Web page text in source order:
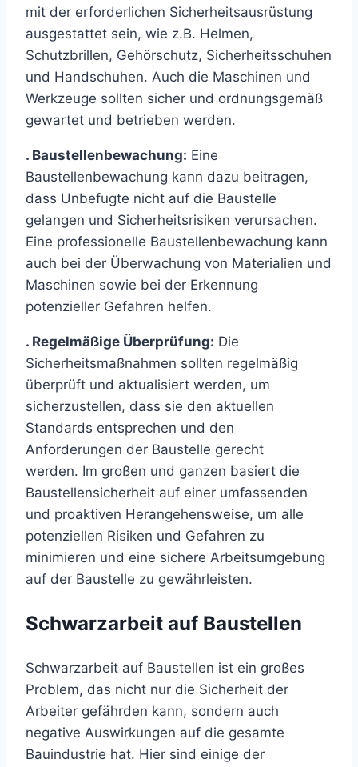
mit der erforderlichen Sicherheitsausrüstung
ausgestattet sein, wie z.B. Helmen,
Schutzbrillen, Gehörschutz, Sicherheitsschuhen
und Handschuhen. Auch die Maschinen und
Werkzeuge sollten sicher und ordnungsgemäß
gewartet und betrieben werden.
. Baustellenbewachung: Eine
Baustellenbewachung kann dazu beitragen,
dass Unbefugte nicht auf die Baustelle
gelangen und Sicherheitsrisiken verursachen.
Eine professionelle Baustellenbewachung kann
auch bei der Überwachung von Materialien und
Maschinen sowie bei der Erkennung
potenzieller Gefahren helfen.
. Regelmäßige Überprüfung: Die
Sicherheitsmaßnahmen sollten regelmäßig
überprüft und aktualisiert werden, um
sicherzustellen, dass sie den aktuellen
Standards entsprechen und den
Anforderungen der Baustelle gerecht
werden. Im großen und ganzen basiert die
Baustellensicherheit auf einer umfassenden
und proaktiven Herangehensweise, um alle
potenziellen Risiken und Gefahren zu
minimieren und eine sichere Arbeitsumgebung
auf der Baustelle zu gewährleisten.
Schwarzarbeit auf Baustellen
Schwarzarbeit auf Baustellen ist ein großes
Problem, das nicht nur die Sicherheit der
Arbeiter gefährden kann, sondern auch
negative Auswirkungen auf die gesamte
Bauindustrie hat. Hier sind einige der